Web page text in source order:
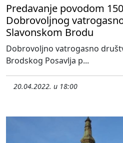
Predavanje povodom
Dobrovoljnog
Slavonskom Brodu
Dobrovoljno vatrogasno
Brodskog Posavlja p...
20.04.2022. u 18:00